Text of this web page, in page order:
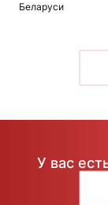
Беларуси
У вас